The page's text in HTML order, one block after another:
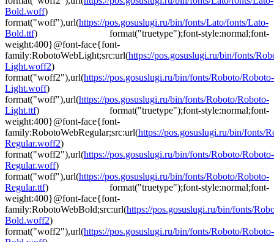
Bold.woff)
format("woff"),url(https://pos.gosuslugi.ru/bin/fonts/Lato/fonts/Lato-
Bold.ttf) format("truetype");font-style:normal;font-
weight:400}@font-face{font-
family:RobotoWebLight;src:url(https://pos.gosuslugi.ru/bin/fonts/
Light.woff2)
format("woff2"),url(https://pos.gosuslugi.ru/bin/fonts/Roboto/Roboto-
Light.woff)
format("woff"),url(https://pos.gosuslugi.ru/bin/fonts/Roboto/Roboto-
Light.ttf) format("truetype");font-style:normal;font-
weight:400}@font-face{font-
family:RobotoWebRegular;src:url(https://pos.gosuslugi.ru/bin/fonts/
Regular.woff2)
format("woff2"),url(https://pos.gosuslugi.ru/bin/fonts/Roboto/Roboto-
Regular.woff)
format("woff"),url(https://pos.gosuslugi.ru/bin/fonts/Roboto/Roboto-
Regular.ttf) format("truetype");font-style:normal;font-
weight:400}@font-face{font-
family:RobotoWebBold;src:url(https://pos.gosuslugi.ru/bin/fonts/
Bold.woff2)
format("woff2"),url(https://pos.gosuslugi.ru/bin/fonts/Roboto/Roboto-